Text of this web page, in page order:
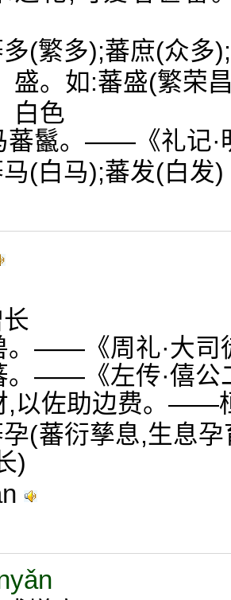
(繁多);蕃庶(众多
盛。如:蕃盛(繁荣
白色
蕃鬣。——《礼记·
(白马);蕃发(白发)
。——《周礼·大司
。——《左传·僖公
,以佐助边费。——
(蕃衍孳息,生息
)